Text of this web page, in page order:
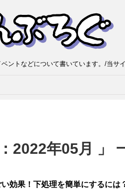
ントなどについて書いています。/当サ
2022年05月 」
効果！下処理を簡単にするには